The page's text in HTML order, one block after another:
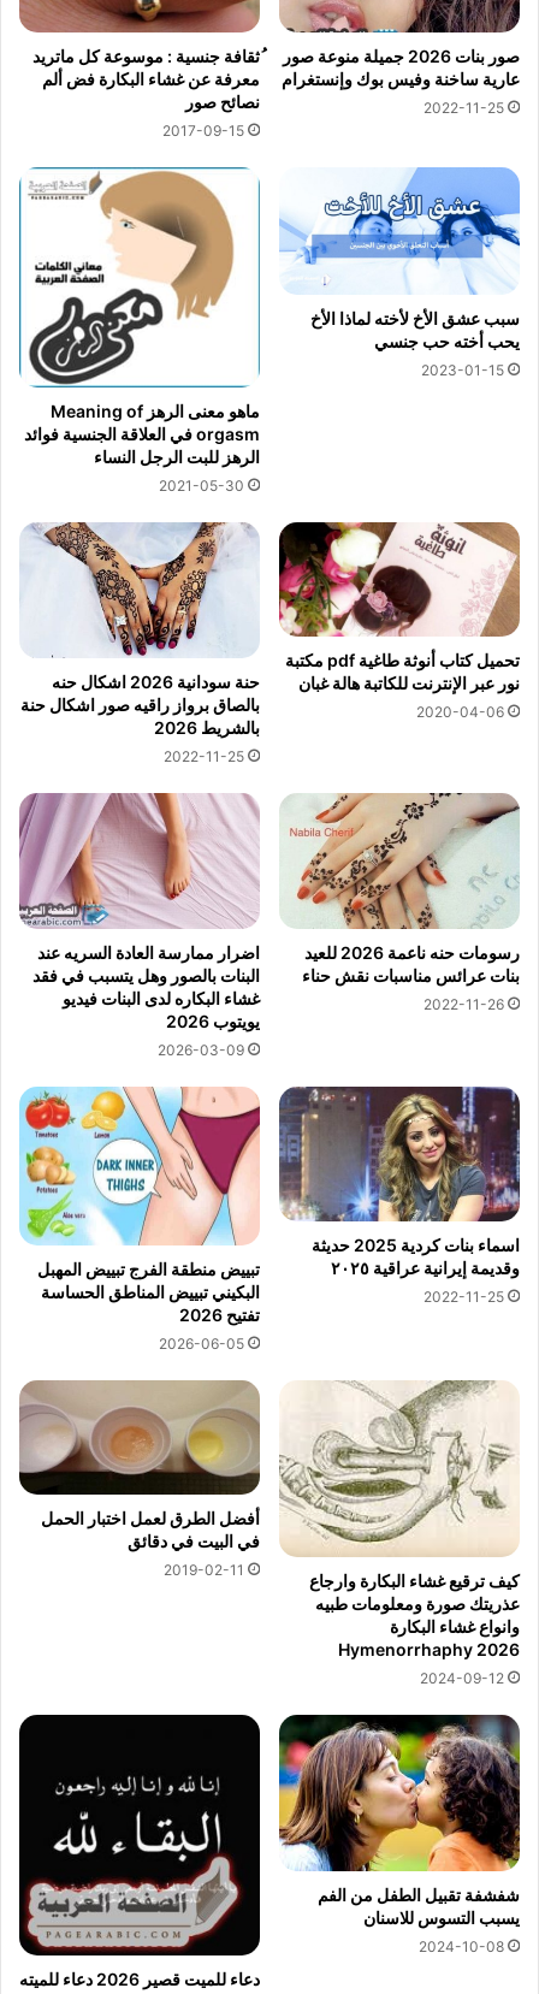
صور بنات 2026 جميلة منوعة صور
عارية ساخنة وفيس بوك وإنستغرام
2022-11-25
ُثقافة جنسية : موسوعة كل ماتريد
معرفة عن غشاء البكارة فض ألم
نصائح صور
2017-09-15
سبب عشق الأخ لأخته لماذا الأخ
يحب أخته حب جنسي
2023-01-15
ماهو معنى الرهز Meaning of
orgasm في العلاقة الجنسية فوائد
الرهز للبت الرجل النساء
2021-05-30
تحميل كتاب أنوثة طاغية pdf مكتبة
نور عبر الإنترنت للكاتبة هالة غبان
2020-04-06
حنة سودانية 2026 اشكال حنه
بالصاق برواز راقيه صور اشكال حنة
بالشريط 2026
2022-11-25
رسومات حنه ناعمة 2026 للعيد
بنات عرائس مناسبات نقش حناء
2022-11-26
اضرار ممارسة العادة السريه عند
البنات بالصور وهل يتسبب في فقد
غشاء البكاره لدى البنات فيديو
يويتوب 2026
2026-03-09
اسماء بنات كردية 2025 حديثة
وقديمة إيرانية عراقية ٢٠٢٥
2022-11-25
تبييض منطقة الفرج تبييض المهبل
البكيني تبييض المناطق الحساسة
تفتيح 2026
2026-06-05
كيف ترقيع غشاء البكارة وارجاع
عذريتك صورة ومعلومات طبيه
وانواع غشاء البكارة
Hymenorrhaphy 2026
2024-09-12
أفضل الطرق لعمل اختبار الحمل
في البيت في دقائق
2019-02-11
شفشفة تقبيل الطفل من الفم
يسبب التسوس للاسنان
2024-10-08
دعاء للميت قصير 2026 دعاء للميته